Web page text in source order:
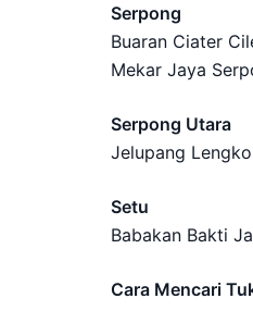
Serpong
Buaran Ciater
Mekar Jaya
Serpong Utara
Jelupang
Setu
Babakan Bakti
Cara Mencari